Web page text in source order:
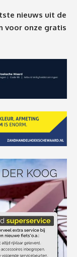
nieuws uit de
voor onze gratis